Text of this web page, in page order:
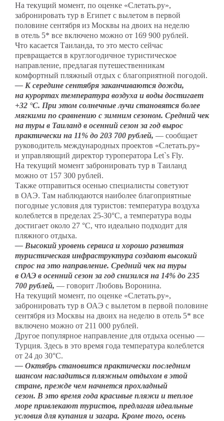
На текущий момент, по оценке «Слетать.ру»,
забронировать тур в Египет с вылетом в первой
половине сентября из Москвы на двоих на неделю
в отель 5* все включено можно от 169 900 рублей.
Что касается Таиланда, то это место сейчас
превращается в круглогодичное туристическое
направление, предлагая путешественникам
комфортный пляжный отдых с благоприятной погодой.
— К середине сентября заканчиваются дожди,
на курортах температура воздуха и воды достигает
+32 °C. При этом солнечные лучи становятся более
мягкими по сравнению с зимним сезоном. Средний чек
на туры в Таиланд в осенний сезон за год вырос
практически на 11% до 203 700 рублей, — сообщает
руководитель международных проектов «Слетать.ру»
и управляющий директор туроператора Let`s Fly.
На текущий момент забронировать тур в Таиланд
можно от 157 300 рублей.
Также отправиться осенью специалисты советуют
в ОАЭ. Там наблюдаются наиболее благоприятные
погодные условия для туристов: температура воздуха
колеблется в пределах 25-30°C, а температура воды
достигает около 27 °C, что идеально подходит для
пляжного отдыха.
— Высокий уровень сервиса и хорошо развитая
туристическая инфраструктура создают высокий
спрос на это направление. Средний чек на туры
в ОАЭ в осенний сезон за год снизился на 14% до 235
700 рублей, — говорит Любовь Воронина.
На текущий момент, по оценке «Слетать.ру»,
забронировать тур в ОАЭ с вылетом в первой половине
сентября из Москвы на двоих на неделю в отель 5* все
включено можно от 211 000 рублей.
Другое популярное направление для отдыха осенью —
Турция. Здесь в это время года температура колеблется
от 24 до 30°C.
— Октябрь становится практически последним
шансом насладиться пляжным отдыхом в этой
стране, прежде чем начнется прохладный
сезон. В это время года красивые пляжи и теплое
море привлекают туристов, предлагая идеальные
условия для купания и загара. Кроме того, осень